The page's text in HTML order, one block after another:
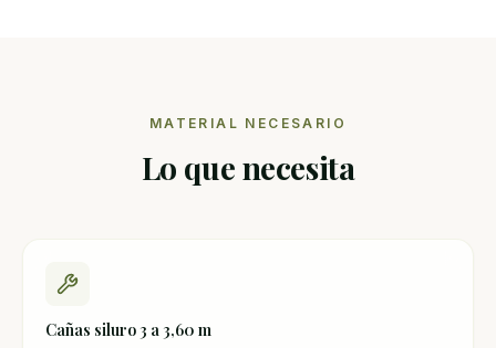
MATERIAL NECESARIO
Lo que necesita
Cañas siluro 3 a 3,60 m